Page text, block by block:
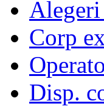
Alegeri
Corp
Disp.